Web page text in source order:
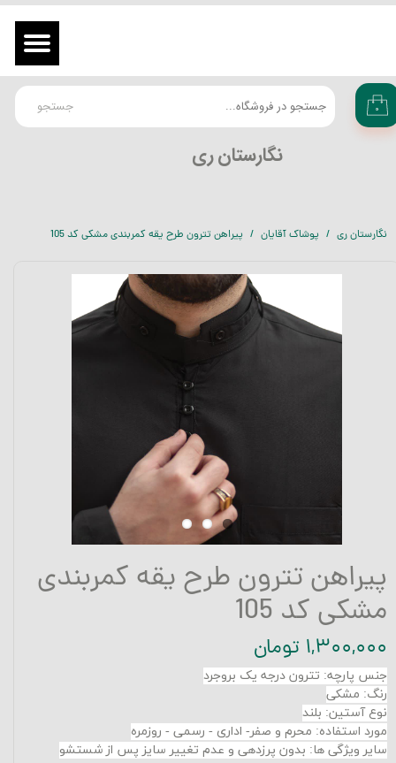
​نگارستان ری
جستجو ۰
تغییر گذر واژه
سفارشات
خروج از حساب کاربری
نگارستان ری پوشاک آقایان پیراهن تترون طرح یقه کمربندی مشکی کد 105
پیراهن تترون طرح یقه کمربندی
مشکی کد 105
۱,۳۰۰,۰۰۰ تومان
جنس پارچه: تترون درجه یک بروجرد
رنگ: مشکی
نوع آستین: بلند
مورد استفاده: محرم و صفر- اداری - رسمی - روزمره
سایر ویژگی ها: بدون پرزدهی و عدم تغییر سایز پس از شستشو